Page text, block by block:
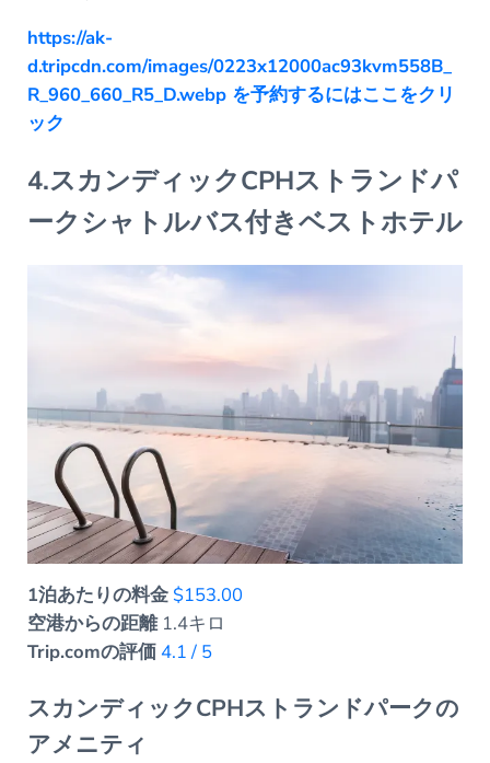
https://ak-
d.tripcdn.com/images/0223x12000ac93kvm558B_
R_960_660_R5_D.webp を予約するにはここをクリ
ック
4.スカンディックCPHストランドパ
ークシャトルバス付きベストホテル
1泊あたりの料金 $153.00
空港からの距離1.4キロ
Trip.comの評価 4.1 / 5
スカンディックCPHストランドパークの
アメニティ